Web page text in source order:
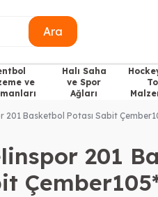
Ara
ve
Halı Saha
ve Spor
Ağları
201 Basketbol Potası Sabit
201